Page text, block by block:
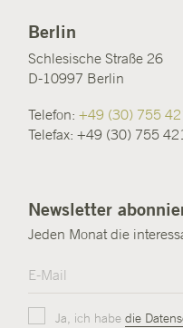
Berlin
Schlesische Straße 26
D-10997 Berlin
Telefon:+49 (30) 755
Telefax: +49 (30) 755
Newsletter
Jeden Monat die
Ja, ich habedie